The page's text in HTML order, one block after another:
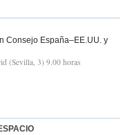
Consejo España–EE.UU. y
(Sevilla, 3) 9.00 horas